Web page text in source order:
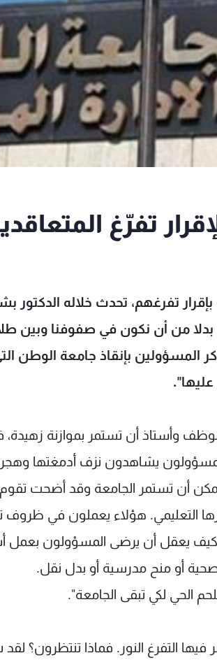
تفرّغ
بإقرار تفرغهم، تحدث خلاله الدكتور
من أن نكون في صفوفنا وبين
المسؤولين بإنقاذ جامعة الوطن
وأستاذ أن تستمر بموازنة زهيدة،
يشاهدون نزف أدمغتها
أن تستمر الجامعة وقد أضحت
يشكلون أكثر من 70 في المئة من كادرها التعليمي. هؤلاء يعملون
وكيف يعقل أن يرضى المسؤولون بعمل
أو منح مدرسية أو بدل نقل.
الحي لكي تبقى الجامعة".
التفرغ النور. فماذا تنتظرون؟ لقد